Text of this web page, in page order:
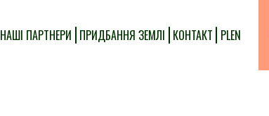
НАШІ ПАРТНЕРИ ПРИДБАННЯ ЗЕМЛІ КОНТАКТ PLEN